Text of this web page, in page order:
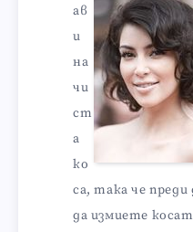
ав
и
на
чи
ст
а
ко
са, така че
да измиете